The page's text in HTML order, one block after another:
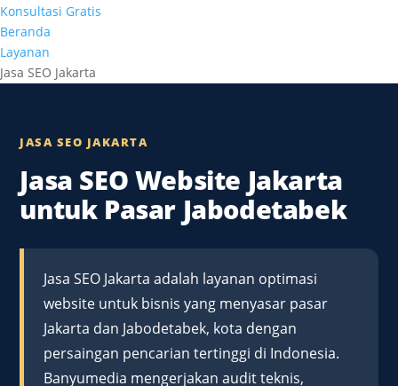
Konsultasi Gratis
Beranda
Layanan
Jasa SEO Jakarta
JASA SEO JAKARTA
Jasa SEO Website Jakarta
untuk Pasar Jabodetabek
Jasa SEO Jakarta adalah layanan optimasi
website untuk bisnis yang menyasar pasar
Jakarta dan Jabodetabek, kota dengan
persaingan pencarian tertinggi di Indonesia.
Banyumedia mengerjakan audit teknis,